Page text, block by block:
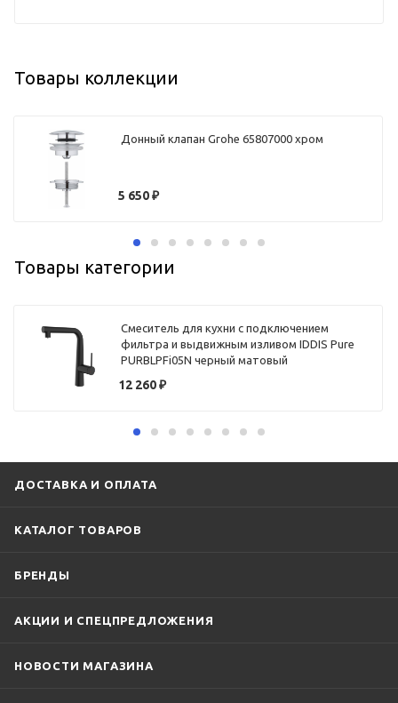
Товары коллекции
Донный клапан Grohe 65807000 хром
5 650₽
Товары категории
Смеситель для кухни с подключением
фильтра и выдвижным изливом IDDIS Pure
PURBLPFi05N черный матовый
12 260₽
ДОСТАВКА И ОПЛАТА
КАТАЛОГ ТОВАРОВ
БРЕНДЫ
АКЦИИ И СПЕЦПРЕДЛОЖЕНИЯ
НОВОСТИ МАГАЗИНА